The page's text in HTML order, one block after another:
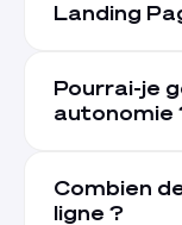
Landing
Pourrai-je
autonomie
Combien
ligne ?